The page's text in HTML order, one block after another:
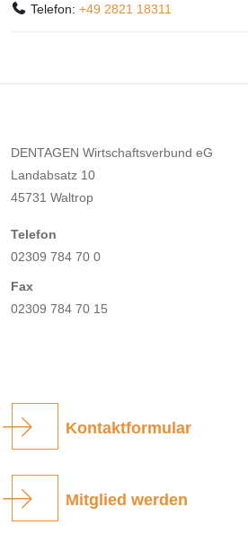
Telefon:+49 2821 18311
DENTAGEN Wirtschaftsverbund eG
Landabsatz 10
45731 Waltrop
Telefon
02309 784 70 0
Fax
02309 784 70 15
Kontaktformular
Mitglied werden